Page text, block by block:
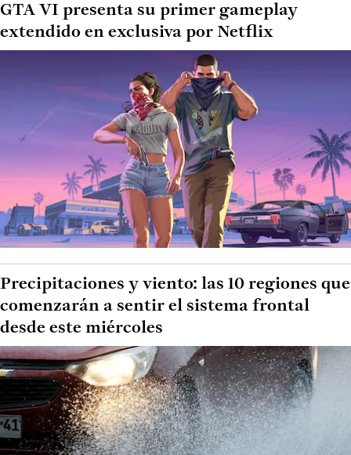
GTA VI presenta su primer gameplay
extendido en exclusiva por Netflix
Precipitaciones y viento: las 10 regiones que
comenzarán a sentir el sistema frontal
desde este miércoles